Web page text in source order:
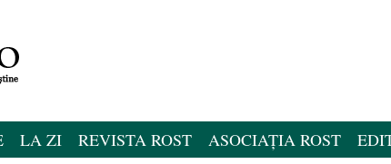
LA ZI REVISTA ROST ASOCIAȚIA ROST